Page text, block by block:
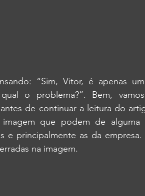
“Sim, Vitor, é apenas
o problema?”. Bem,
de continuar a leitura do
que podem de alguma
e principalmente as da
na imagem.